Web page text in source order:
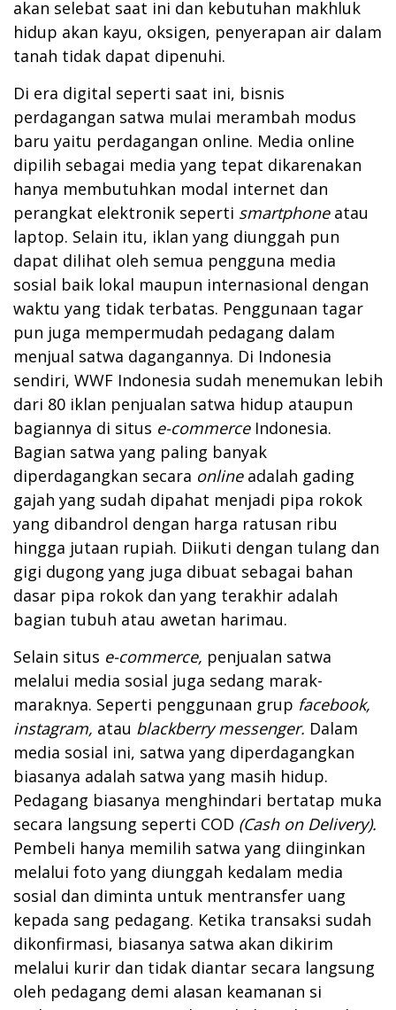
akan selebat saat ini dan kebutuhan makhluk
hidup akan kayu, oksigen, penyerapan air dalam
tanah tidak dapat dipenuhi.
Di era digital seperti saat ini, bisnis
perdagangan satwa mulai merambah modus
baru yaitu perdagangan online. Media online
dipilih sebagai media yang tepat dikarenakan
hanya membutuhkan modal internet dan
perangkat elektronik seperti smartphone atau
laptop. Selain itu, iklan yang diunggah pun
dapat dilihat oleh semua pengguna media
sosial baik lokal maupun internasional dengan
waktu yang tidak terbatas. Penggunaan tagar
pun juga mempermudah pedagang dalam
menjual satwa dagangannya. Di Indonesia
sendiri, WWF Indonesia sudah menemukan lebih
dari 80 iklan penjualan satwa hidup ataupun
bagiannya di situs e-commerce Indonesia.
Bagian satwa yang paling banyak
diperdagangkan secara online adalah gading
gajah yang sudah dipahat menjadi pipa rokok
yang dibandrol dengan harga ratusan ribu
hingga jutaan rupiah. Diikuti dengan tulang dan
gigi dugong yang juga dibuat sebagai bahan
dasar pipa rokok dan yang terakhir adalah
bagian tubuh atau awetan harimau.
Selain situs e-commerce, penjualan satwa
melalui media sosial juga sedang marak-
maraknya. Seperti penggunaan grup facebook,
instagram, atau blackberry messenger. Dalam
media sosial ini, satwa yang diperdagangkan
biasanya adalah satwa yang masih hidup.
Pedagang biasanya menghindari bertatap muka
secara langsung seperti COD (Cash on Delivery).
Pembeli hanya memilih satwa yang diinginkan
melalui foto yang diunggah kedalam media
sosial dan diminta untuk mentransfer uang
kepada sang pedagang. Ketika transaksi sudah
dikonfirmasi, biasanya satwa akan dikirim
melalui kurir dan tidak diantar secara langsung
oleh pedagang demi alasan keamanan si